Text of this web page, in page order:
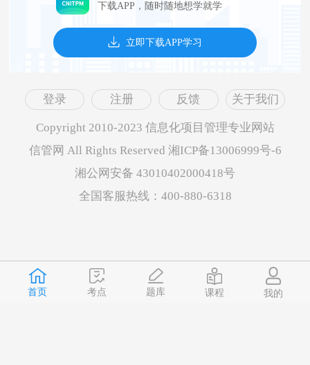
首页 考点 题库 课程 我的
下载APP，随时随地想学就学
立即下载APP学习
登录 注册 反馈 关于我们
Copyright 2010-2023 信息化项目管理专业网站
信管网 All Rights Reserved 湘ICP备13006999号-6
湘公网安备 43010402000418号
全国客服热线：400-880-6318